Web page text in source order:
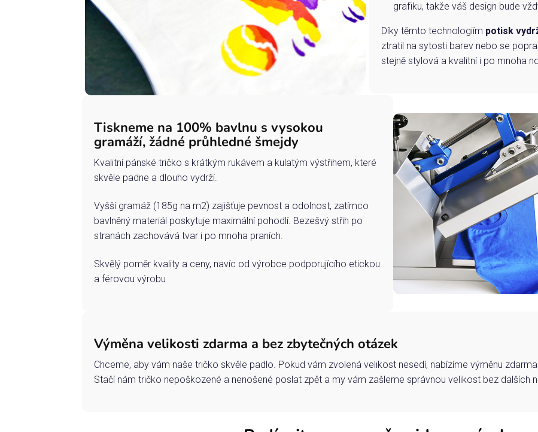
grafiku, takže váš design bude
Díky těmto technologiím potisk
ztratil na sytosti barev nebo se
stejně stylová a kvalitní i po mnoha
Tiskneme na 100% bavlnu s vysokou
gramáží, žádné průhledné šmejdy
Kvalitní pánské tričko s krátkým rukávem a kulatým výstřihem, které
skvěle padne a dlouho vydrží.
Vyšší gramáž (185g na m2) zajišťuje pevnost a odolnost, zatímco
bavlněný materiál poskytuje maximální pohodlí. Bezešvý střih po
stranách zachovává tvar i po mnoha praních.
Skvělý poměr kvality a ceny, navíc od výrobce podporujícího etickou
a férovou výrobu
Výměna velikosti zdarma a bez zbytečných otázek
Chceme, aby vám naše tričko skvěle padlo. Pokud vám zvolená velikost nesedí, nabízíme výměnu
Stačí nám tričko nepoškozené a nenošené poslat zpět a my vám zašleme správnou velikost bez dalších